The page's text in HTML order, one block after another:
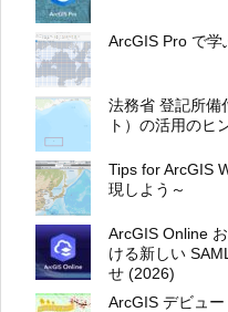
ArcGIS Pro で学
法務省 登記所備
ト）の活用のヒ
Tips for ArcGIS
現しよう～
ArcGIS Online
ける新しい
せ (2026)
ArcGIS デビュ